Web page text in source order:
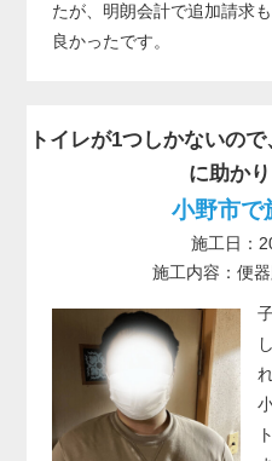
たが、明朗会計で追加請求
良かったです。
トイレが1つしかないの
に助か
小野市
施工日：
施工内容：便